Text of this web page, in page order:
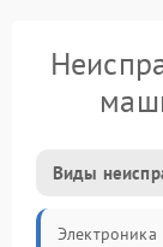
Виды
Электроника